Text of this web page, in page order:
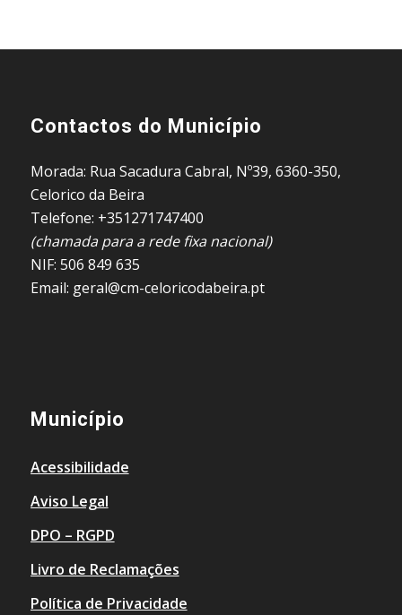
Contactos do Município
Morada: Rua Sacadura Cabral, Nº39, 6360-350,
Celorico da Beira
Telefone: +351271747400
(chamada para a rede fixa nacional)
NIF: 506 849 635
Email: geral@cm-celoricodabeira.pt
Município
Acessibilidade
Aviso Legal
DPO – RGPD
Livro de Reclamações
Política de Privacidade